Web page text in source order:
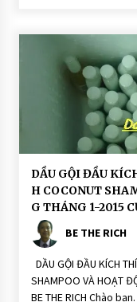
D
ầ
u
G
ộ
Đ
ầ
u
D
ư
ỡ
DẦU GỘI ĐẦU
H COCONUT
G THÁNG 1-2015
BE THE RICH
DẦU GỘI ĐẦU KÍCH
SHAMPOO VÀ HOẠT
BE THE RICH Chào